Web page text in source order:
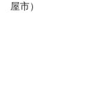
屋市）